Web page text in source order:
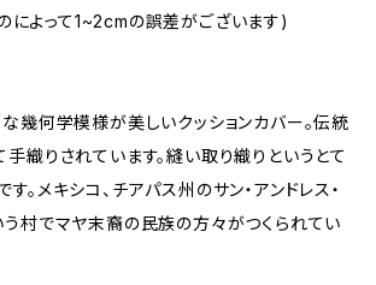
よって1~2cmの誤差がございます)
な幾何学模様が美しいクッションカバー。伝統
織りされています。縫い取り織りというとて
。メキシコ、チアパス州のサン・アンドレス・
う村でマヤ末裔の民族の方々がつくられてい